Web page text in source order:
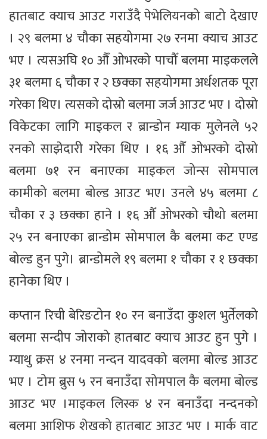
हातबाट क्याच आउट गराउँदै पेभेलियनको बाटो देखाए
। २९ बलमा ४ चौका सहयोगमा २७ रनमा क्याच आउट
भए । त्यसअघि १० औँ ओभरको पाचौँ बलमा माइकलले
३१ बलमा ६ चौका र २ छक्का सहयोगमा अर्धशतक पूरा
गरेका थिए। त्यसको दोस्रो बलमा जर्ज आउट भए । दोस्रो
विकेटका लागि माइकल र ब्रान्डोन म्याक मुलेनले ५२
रनको साझेदारी गरेका थिए । १६ औँ ओभरको दोस्रो
बलमा ७१ रन बनाएका माइकल जोन्स सोमपाल
कामीको बलमा बोल्ड आउट भए। उनले ४५ बलमा ८
चौका र ३ छक्का हाने । १६ औँ ओभरको चौथो बलमा
२५ रन बनाएका ब्रान्डोम सोमपाल कै बलमा कट एण्ड
बोल्ड हुन पुगे। ब्रान्डोमले १९ बलमा १ चौका र १ छक्का
हानेका थिए ।
कप्तान रिची बेरिङटोन १० रन बनाउँदा कुशल भुर्तेलको
बलमा सन्दीप जोराको हातबाट क्याच आउट हुन पुगे ।
म्याथु क्रस ४ रनमा नन्दन यादवको बलमा बोल्ड आउट
भए । टोम ब्रुस ५ रन बनाउँदा सोमपाल कै बलमा बोल्ड
आउट भए ।माइकल लिस्क ४ रन बनाउँदा नन्दनको
बलमा आशिफ शेखको हातबाट आउट भए । मार्क वाट